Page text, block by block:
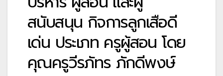
สนับสนุน กิจการลูกเสือดี
เด่น ประเภท ครูผู้สอน โดย
คุณครูวีรภัทร ภักดีพงษ์